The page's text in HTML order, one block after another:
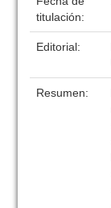
titulación:
Editorial:
Resumen: